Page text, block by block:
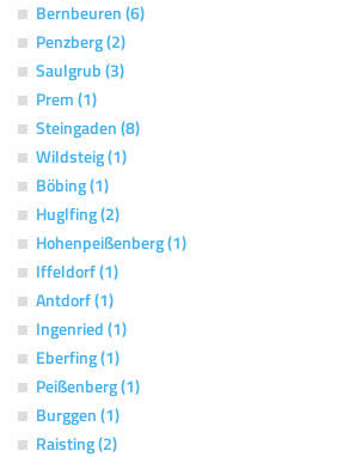
Bernbeuren (6)
Penzberg (2)
Saulgrub (3)
Prem (1)
Steingaden (8)
Wildsteig (1)
Böbing (1)
Huglfing (2)
Hohenpeißenberg (1)
Iffeldorf (1)
Antdorf (1)
Ingenried (1)
Eberfing (1)
Peißenberg (1)
Burggen (1)
Raisting (2)